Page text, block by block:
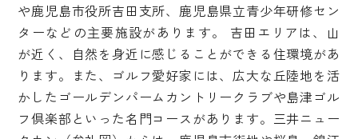
や鹿児島市役所吉田支所、鹿児島県立青少年研修セン
ターなどの主要施設があります。 吉田エリアは、山
が近く、自然を身近に感じることができる住環境があ
ります。また、ゴルフ愛好家には、広大な丘陸地を活
かしたゴールデンパームカントリークラブや島津ゴル
フ倶楽部といった名門コースがあります。三井ニュー